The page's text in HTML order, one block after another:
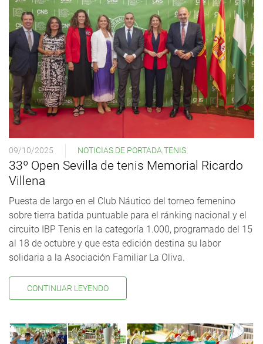
09/10/2025 NOTICIAS DE PORTADA TENIS
33º Open Sevilla de tenis Memorial Ricardo
Villena
Puesta de largo en el Club Náutico del torneo femenino
sobre tierra batida puntuable para el ránking nacional y el
circuito IBP Tenis en la categoría 1.000, programado del 15
al 18 de octubre y que esta edición destina su labor
solidaria a la Asociación Familiar La Oliva.
CONTINUAR LEYENDO